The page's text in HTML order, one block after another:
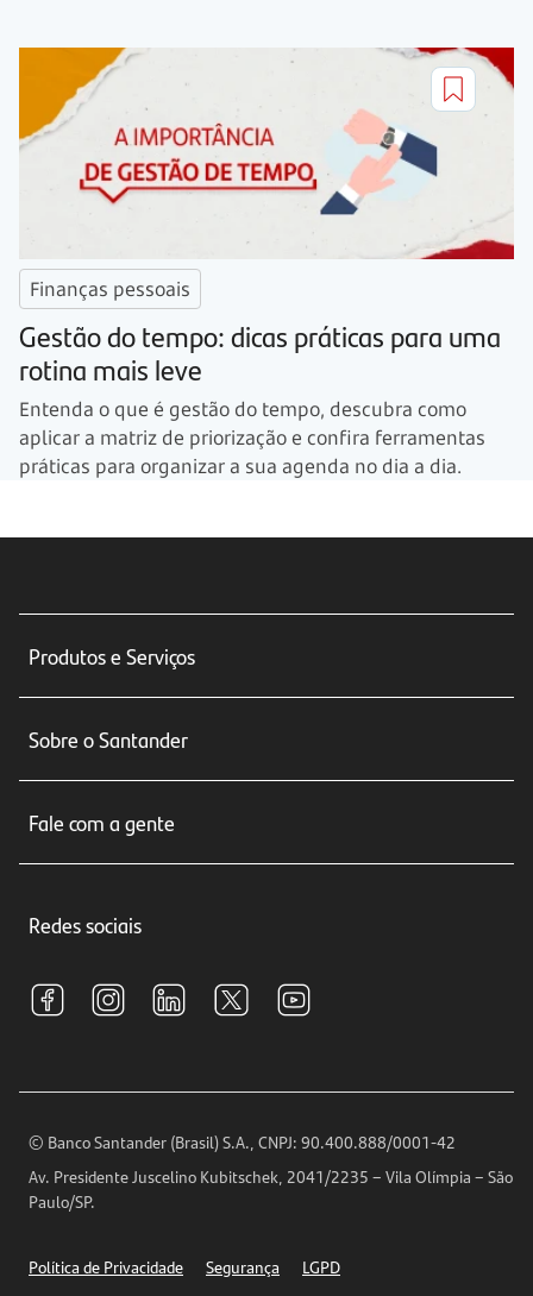
Finanças pessoais
Gestão do tempo: dicas práticas para uma
rotina mais leve
Entenda o que é gestão do tempo, descubra como
aplicar a matriz de priorização e confira ferramentas
práticas para organizar a sua agenda no dia a dia.
Produtos e Serviços
Seguros
Crédito e Financiamentos
Investimentos
Sobre o Santander
Relações com Investidores
Fale com a gente
Central de Renegociação
S.A.C
Encontre nossas agências
Horários de Atendimento
Telefones
Redes sociais
© Banco Santander (Brasil) S.A., CNPJ: 90.400.888/0001-42
Av. Presidente Juscelino Kubitschek, 2041/2235 – Vila Olímpia – São
Paulo/SP.
Política de Privacidade Segurança LGPD